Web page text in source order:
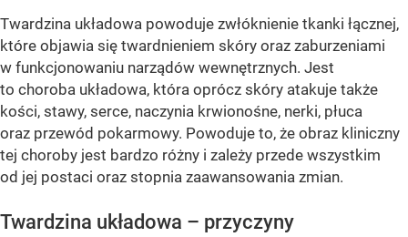
Twardzina układowa powoduje zwłóknienie tkanki łącznej,
które objawia się twardnieniem skóry oraz zaburzeniami
w funkcjonowaniu narządów wewnętrznych. Jest
to choroba układowa, która oprócz skóry atakuje także
kości, stawy, serce, naczynia krwionośne, nerki, płuca
oraz przewód pokarmowy. Powoduje to, że obraz kliniczny
tej choroby jest bardzo różny i zależy przede wszystkim
od jej postaci oraz stopnia zaawansowania zmian.
Twardzina układowa – przyczyny